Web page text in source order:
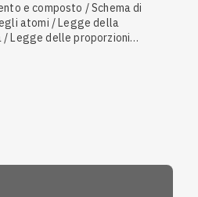
e composto / Schema di
atomi / Legge della
/ Legge delle proporzioni